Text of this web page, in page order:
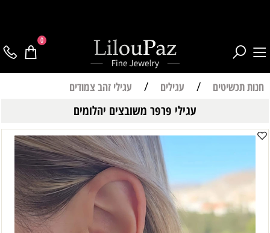
0
חנות תכשיטים / עגילים / עגילי זהב צמודים
עגילי פרפר משובצים יהלומים